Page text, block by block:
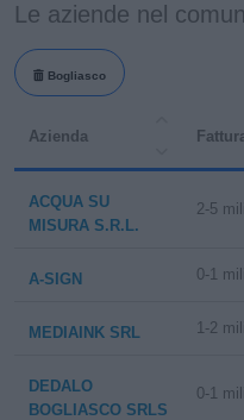
Le aziende nel
Bogliasco
Azienda
ACQUA SU
MISURA S.R.L.
2-5
A-SIGN 0-1
MEDIAINK SRL 1-2
DEDALO
BOGLIASCO SRLS
0-1